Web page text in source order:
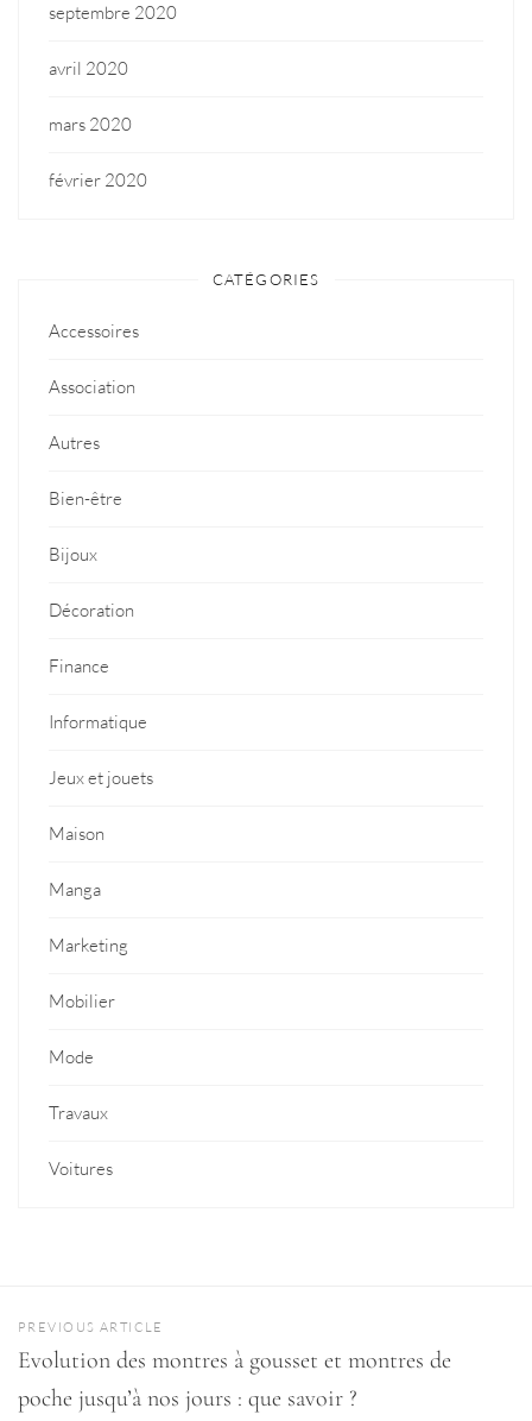
septembre 2020
avril 2020
mars 2020
février 2020
CATÉGORIES
Accessoires
Association
Autres
Bien-être
Bijoux
Décoration
Finance
Informatique
Jeux et jouets
Maison
Manga
Marketing
Mobilier
Mode
Travaux
Voitures
PREVIOUS ARTICLE
Evolution des montres à gousset et montres de
poche jusqu’à nos jours : que savoir ?